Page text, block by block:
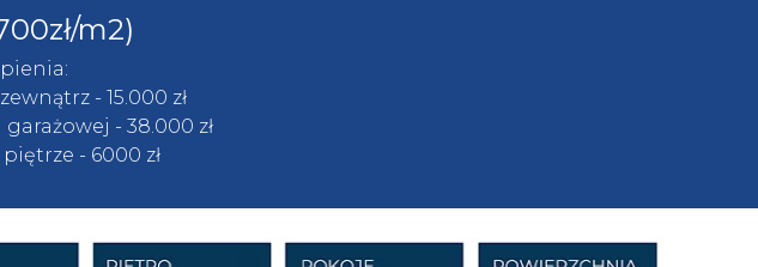
m2)
- 15.000 zł
garażowej - 38.000 zł
- 6000 zł